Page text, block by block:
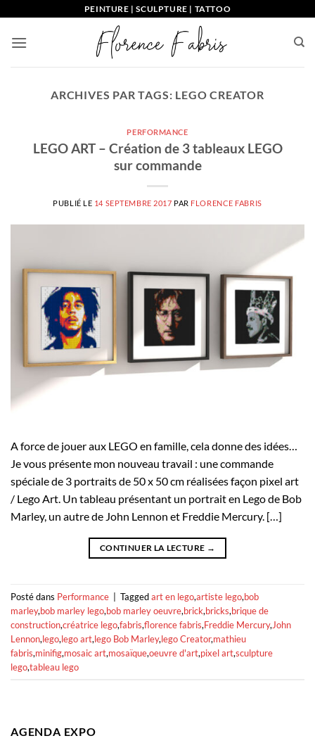
contenu
PEINTURE | SCULPTURE | TATTOO
ARCHIVES PAR TAGS: LEGO CREATOR
PERFORMANCE
LEGO ART – Création de 3 tableaux LEGO
sur commande
PUBLIÉ LE 14 SEPTEMBRE 2017 PAR FLORENCE FABRIS
A force de jouer aux LEGO en famille, cela donne des idées…
Je vous présente mon nouveau travail : une commande
spéciale de 3 portraits de 50 x 50 cm réalisées façon pixel art
/ Lego Art. Un tableau présentant un portrait en Lego de Bob
Marley, un autre de John Lennon et Freddie Mercury. […]
CONTINUER LA LECTURE →
Posté dans Performance Taggedart en lego,artiste lego,bob
marley,bob marley lego,bob marley oeuvre,brick,bricks,brique de
construction,créatrice lego,fabris,florence fabris,Freddie Mercury,John
Lennon,lego,lego art,lego Bob Marley,lego Creator,mathieu
fabris,minifig,mosaic art,mosaïque,oeuvre d'art,pixel art,sculpture
lego,tableau lego
AGENDA EXPO